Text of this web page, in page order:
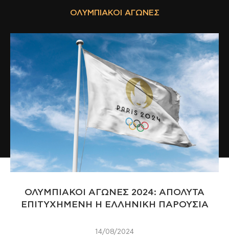
ΟΛΥΜΠΙΑΚΟΊ ΑΓΏΝΕΣ
ΟΛΥΜΠΙΑΚΟΙ ΑΓΩΝΕΣ 2024: ΑΠΟΛΥΤΑ
ΕΠΙΤΥΧΗΜΕΝΗ Η ΕΛΛΗΝΙΚΗ ΠΑΡΟΥΣΙΑ
14/08/2024